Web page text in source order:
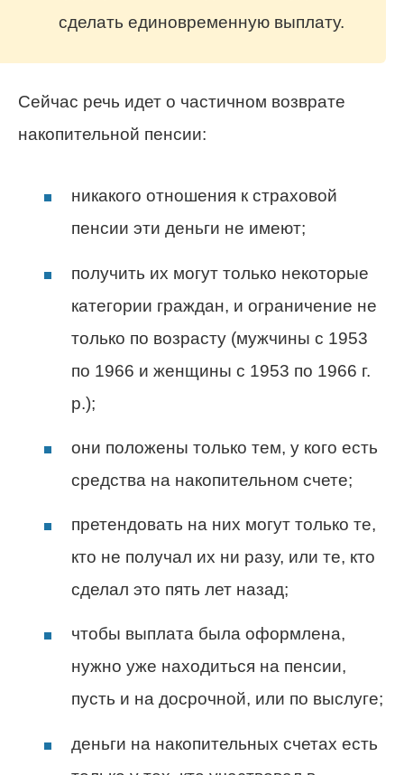
сделать единовременную выплату.
Сейчас речь идет о частичном возврате
накопительной пенсии:
никакого отношения к страховой
пенсии эти деньги не имеют;
получить их могут только некоторые
категории граждан, и ограничение не
только по возрасту (мужчины с 1953
по 1966 и женщины с 1953 по 1966 г.
р.);
они положены только тем, у кого есть
средства на накопительном счете;
претендовать на них могут только те,
кто не получал их ни разу, или те, кто
сделал это пять лет назад;
чтобы выплата была оформлена,
нужно уже находиться на пенсии,
пусть и на досрочной, или по выслуге;
деньги на накопительных счетах есть